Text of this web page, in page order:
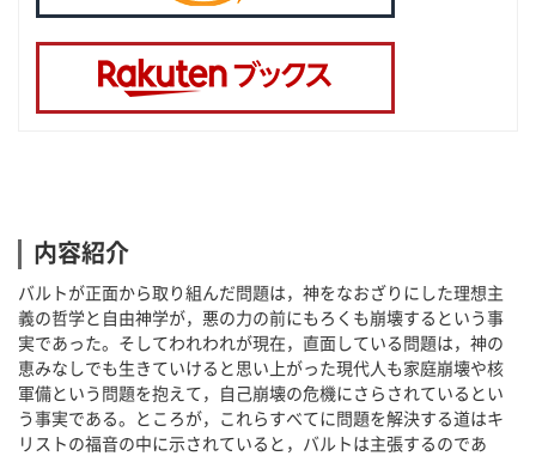
内容紹介
バルトが正面から取り組んだ問題は，神をなおざりにした理想主
義の哲学と自由神学が，悪の力の前にもろくも崩壊するという事
実であった。そしてわれわれが現在，直面している問題は，神の
恵みなしでも生きていけると思い上がった現代人も家庭崩壊や核
軍備という問題を抱えて，自己崩壊の危機にさらされているとい
う事実である。ところが，これらすべてに問題を解決する道はキ
リストの福音の中に示されていると，バルトは主張するのであ